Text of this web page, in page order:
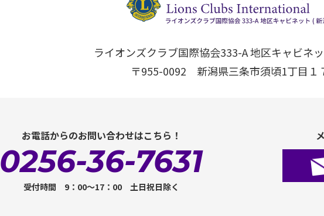
ライオンズクラブ国際協会333-A 地区キャビネ
〒955-0092 新潟県三条市須頃1丁目１
お電話からのお問い合わせはこちら！
0256-36-7631
受付時間 9：00～17：00 土日祝日除く